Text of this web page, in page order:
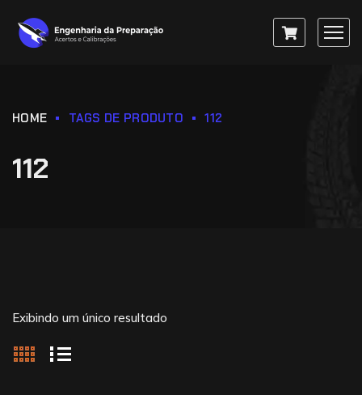
HOME TAGS DE PRODUTO 112
112
Exibindo um único resultado